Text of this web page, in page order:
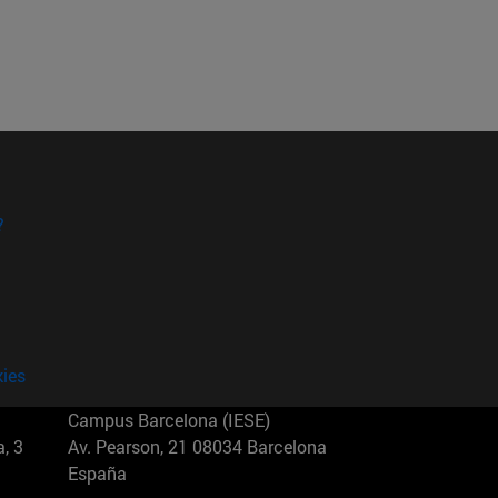
3
Campus Barcelona (IESE)
Av. Pearson, 21 08034 Barcelona
España